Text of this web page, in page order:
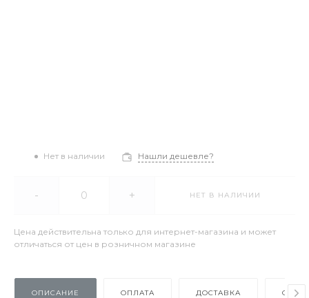
Нет в наличии Нашли дешевле?
- + НЕТ В НАЛИЧИИ
Цена действительна только для интернет-магазина и может
отличаться от цен в розничном магазине
ОПИСАНИЕ ОПЛАТА ДОСТАВКА